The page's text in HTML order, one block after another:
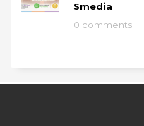
Smedia
0 comments